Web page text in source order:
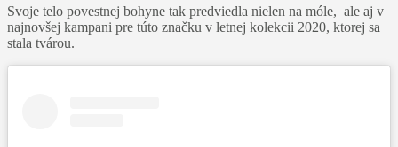
Svoje telo povestnej bohyne tak predviedla nielen na móle, ale aj v
najnovšej kampani pre túto značku v letnej kolekcii 2020, ktorej sa
stala tvárou.